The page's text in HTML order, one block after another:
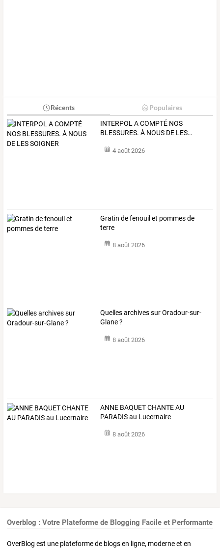
Récents Populaires
INTERPOLACOMPTÉ NOS
BLESSURES. À NOUS DE LES…
4 août 2026
Gratin de fenouil et pommes de
terre
8 août 2026
Quelles archives sur Oradour-sur-
Glane ?
8 août 2026
ANNE BAQUET CHANTE AU
PARADIS au Lucernaire
8 août 2026
Overblog : Votre Plateforme de Blogging Facile et Performante
OverBlog est une plateforme de blogs en ligne, moderne et en